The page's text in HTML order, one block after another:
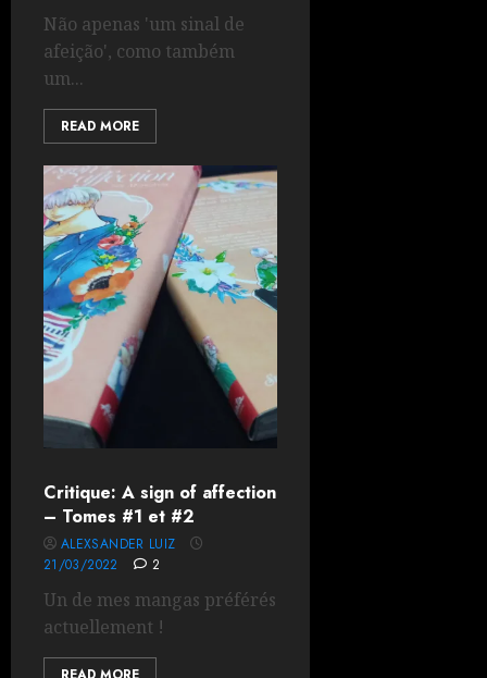
Não apenas 'um sinal de
afeição', como também
um...
READ MORE
Critique: A sign of affection
– Tomes #1 et #2
ALEXSANDER LUIZ
21/03/2022
2
Un de mes mangas préférés
actuellement !